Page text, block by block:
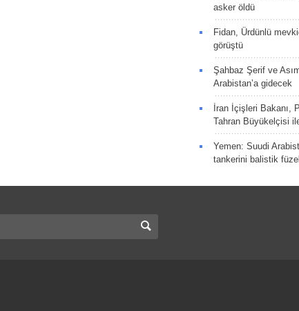
asker öldü
Fidan, Ürdünlü
görüştü
Şahbaz Şerif ve
Arabistan’a gidecek
İran İçişleri Bakanı,
Tahran Büyükelçisi
Yemen: Suudi
tankerini balistik